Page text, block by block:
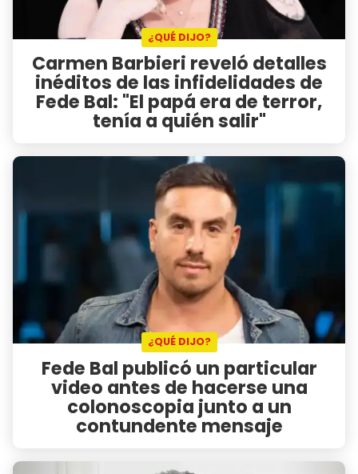
¿QUÉ DIJO?
Carmen Barbieri reveló detalles
inéditos de las infidelidades de
Fede Bal: "El papá era de terror,
tenía a quién salir"
¿QUÉ DIJO?
Fede Bal publicó un particular
video antes de hacerse una
colonoscopia junto a un
contundente mensaje